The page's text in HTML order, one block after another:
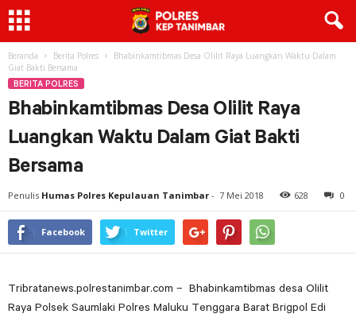
Beranda Berita Polres
Bhabinkamtibmas Desa Olilit Raya Luangkan Waktu Dalam
Giat Bakti Bersama
BERITA POLRES
Bhabinkamtibmas Desa Olilit Raya
Luangkan Waktu Dalam Giat Bakti
Bersama
Penulis Humas Polres Kepulauan Tanimbar - 7 Mei 2018 628 0
Facebook Twitter
Tribratanews.polrestanimbar.com – Bhabinkamtibmas desa Olilit
Raya Polsek Saumlaki Polres Maluku Tenggara Barat Brigpol Edi